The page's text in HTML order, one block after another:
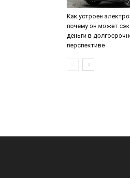
Как устроен
почему он может
деньги в
перспективе